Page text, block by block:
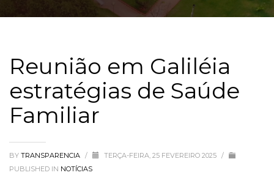
Reunião em Galiléia
estratégias de Saúde
Familiar
BY TRANSPARENCIA / TERÇA-FEIRA, 25 FEVEREIRO 2025 /
PUBLISHED IN NOTÍCIAS